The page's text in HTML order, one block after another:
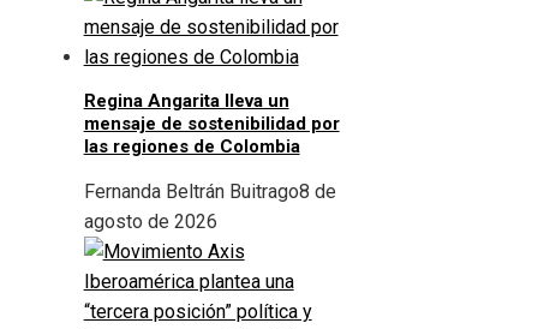
Regina Angarita lleva un
mensaje de sostenibilidad por
las regiones de Colombia
Fernanda Beltrán Buitrago8 de
agosto de 2026